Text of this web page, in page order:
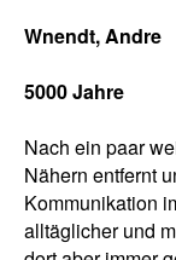
Wnendt, Andre
5000 Jahre
Nach ein paar
Nähern entfernt
Kommunikation
alltäglicher und